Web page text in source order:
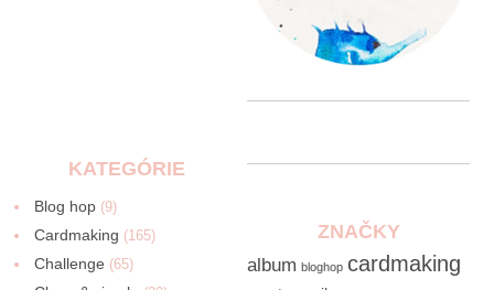
KATEGÓRIE
Blog hop (9)
Cardmaking (165)
Challenge (65)
ZNAČKY
album bloghop cardmaking